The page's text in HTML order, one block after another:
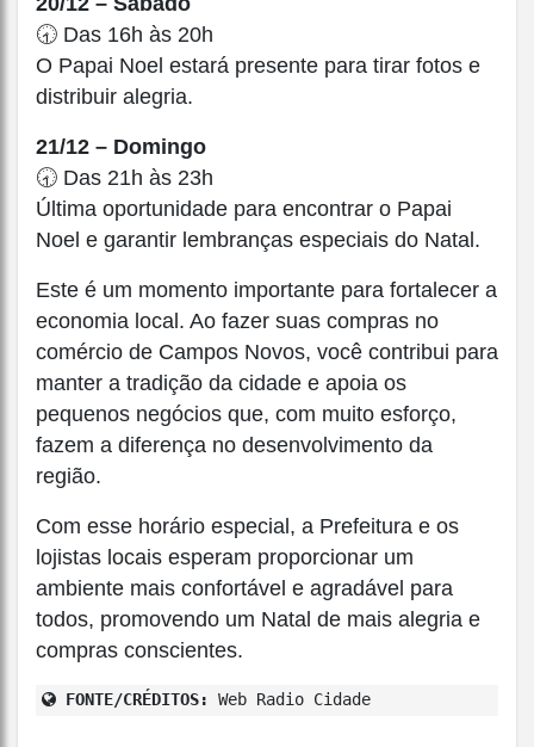
🕣 Das 16h às 20h
O Papai Noel estará presente para tirar fotos e
distribuir alegria.
21/12 – Domingo
🕣 Das 21h às 23h
Última oportunidade para encontrar o Papai
Noel e garantir lembranças especiais do Natal.
Este é um momento importante para fortalecer a
economia local. Ao fazer suas compras no
comércio de Campos Novos, você contribui para
manter a tradição da cidade e apoia os
pequenos negócios que, com muito esforço,
fazem a diferença no desenvolvimento da
região.
Com esse horário especial, a Prefeitura e os
lojistas locais esperam proporcionar um
ambiente mais confortável e agradável para
todos, promovendo um Natal de mais alegria e
compras conscientes.
FONTE/CRÉDITOS: Web Radio Cidade